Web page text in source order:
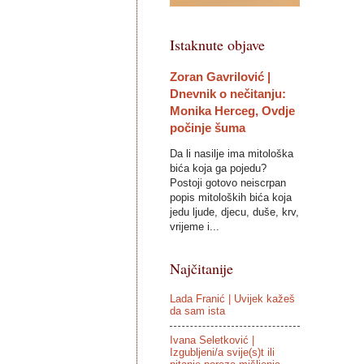
Istaknute objave
Zoran Gavrilović |
Dnevnik o nečitanju:
Monika Herceg, Ovdje
počinje šuma
Da li nasilje ima mitološka
bića koja ga pojedu?
Postoji gotovo neiscrpan
popis mitoloških bića koja
jedu ljude, djecu, duše, krv,
vrijeme i...
Najčitanije
Lada Franić | Uvijek kažeš
da sam ista
Ivana Seletković |
Izgubljeni/a svije(s)t ili